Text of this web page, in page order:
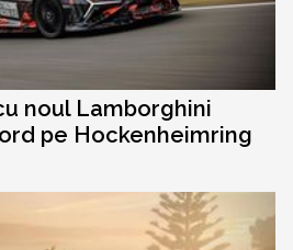
noul Lamborghini
pe Hockenheimring